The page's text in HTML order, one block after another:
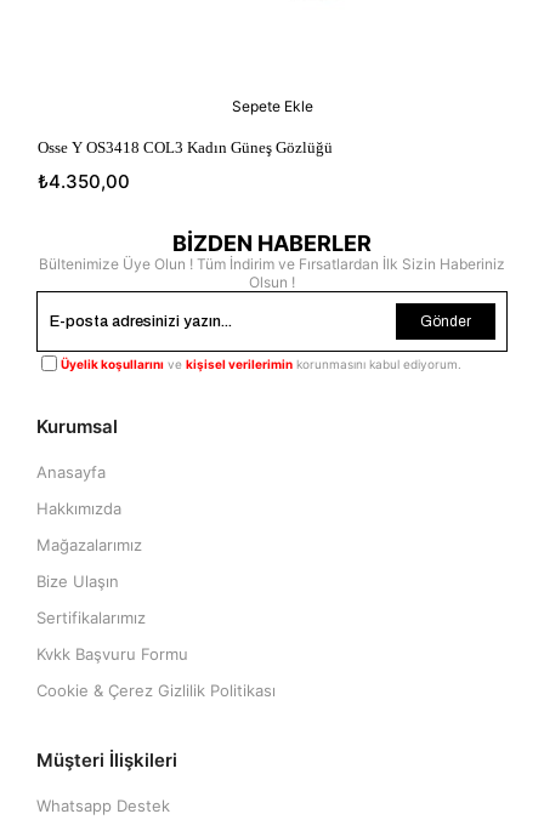
Osse Y OS3418 COL3 Kadın Güneş Gözlüğü
₺4.350,00
Sepete Ekle
BİZDEN HABERLER
Bültenimize Üye Olun ! Tüm İndirim ve Fırsatlardan İlk Sizin Haberiniz
Olsun !
Gönder
Üyelik koşullarını ve kişisel verilerimin korunmasını kabul ediyorum.
Kurumsal
Anasayfa
Hakkımızda
Mağazalarımız
Bize Ulaşın
Sertifikalarımız
Kvkk Başvuru Formu
Cookie & Çerez Gizlilik Politikası
Müşteri İlişkileri
Whatsapp Destek